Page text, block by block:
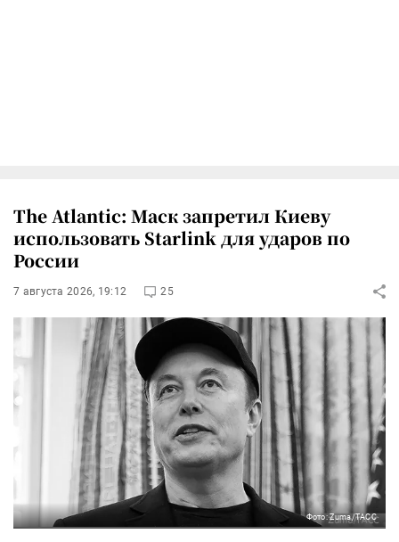
The Atlantic: Маск запретил Киеву
использовать Starlink для ударов по
России
7 августа 2026, 19:12 25
Фото: Zuma/ТАСС